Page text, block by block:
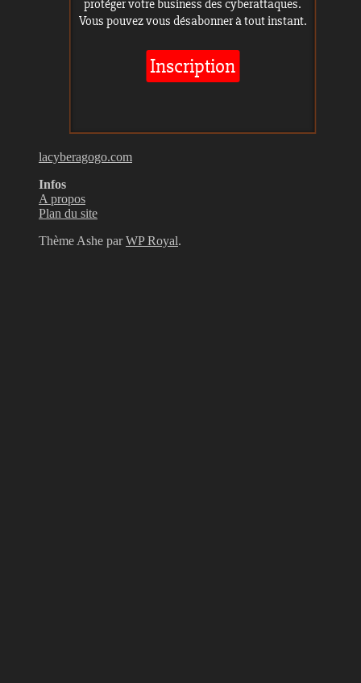
lacyberagogo.com
Infos
A propos
Plan du site
Thème Ashe parWP Royal.